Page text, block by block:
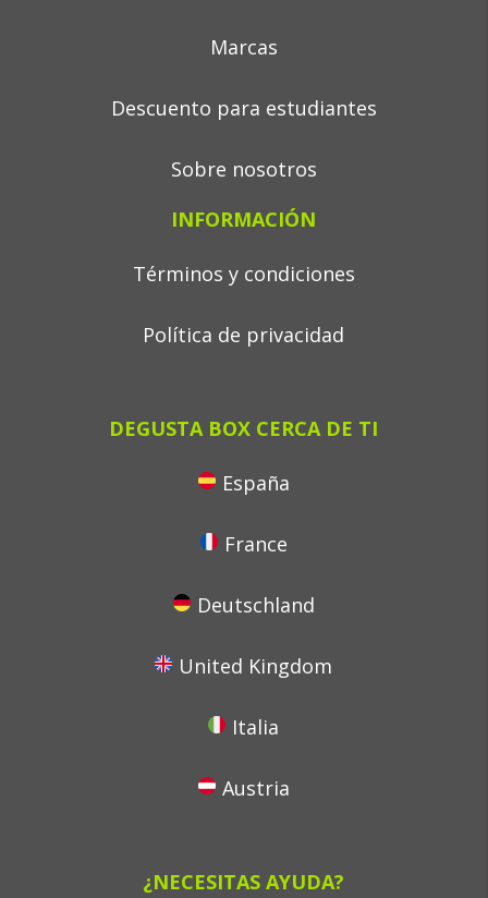
Marcas
Descuento para estudiantes
Sobre nosotros
INFORMACIÓN
Términos y condiciones
Política de privacidad
DEGUSTA BOX CERCA DE TI
España
France
Deutschland
United Kingdom
Italia
Austria
¿NECESITAS AYUDA?